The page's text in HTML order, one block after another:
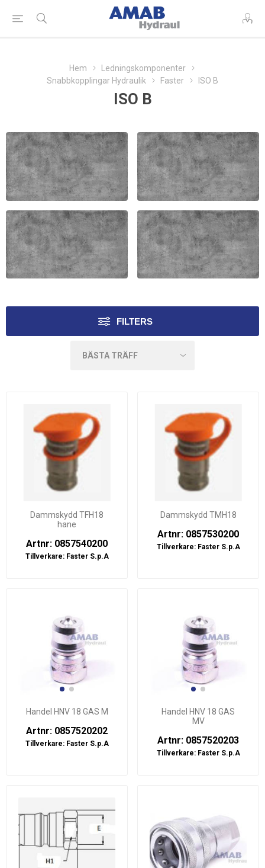
Hem
Ledningskomponenter
Snabbkopplingar Hydraulik
Faster ISO B
ISO B
FASTER ISO-B HONDEL FASTER ISO-B HANDEL
FILTERS
Dammskydd TFH18
hane
Artnr: 0857540200
Tillverkare: Faster S.p.A
Dammskydd TMH18
Artnr: 0857530200
Tillverkare: Faster S.p.A
Handel HNV 18 GAS M
Artnr: 0857520202
Tillverkare: Faster S.p.A
Handel HNV 18 GAS
MV
Artnr: 0857520203
Tillverkare: Faster S.p.A